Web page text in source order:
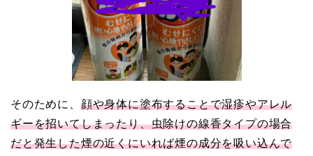
そのために、 顔や身体に塗布することで湿疹やアレル
ギーを招いてしまったり、虫除けの線香タイプの場合
だと発生した煙の近くにいれば煙の成分を吸い込んで